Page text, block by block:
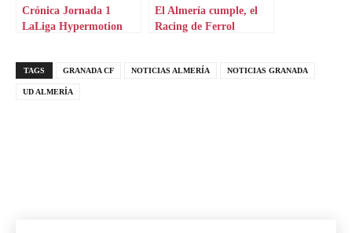
Crónica Jornada 1
LaLiga Hypermotion
El Almería cumple, el
Racing de Ferrol
TAGS GRANADA CF NOTICIAS ALMERÍA NOTICIAS GRANADA
UD ALMERÍA